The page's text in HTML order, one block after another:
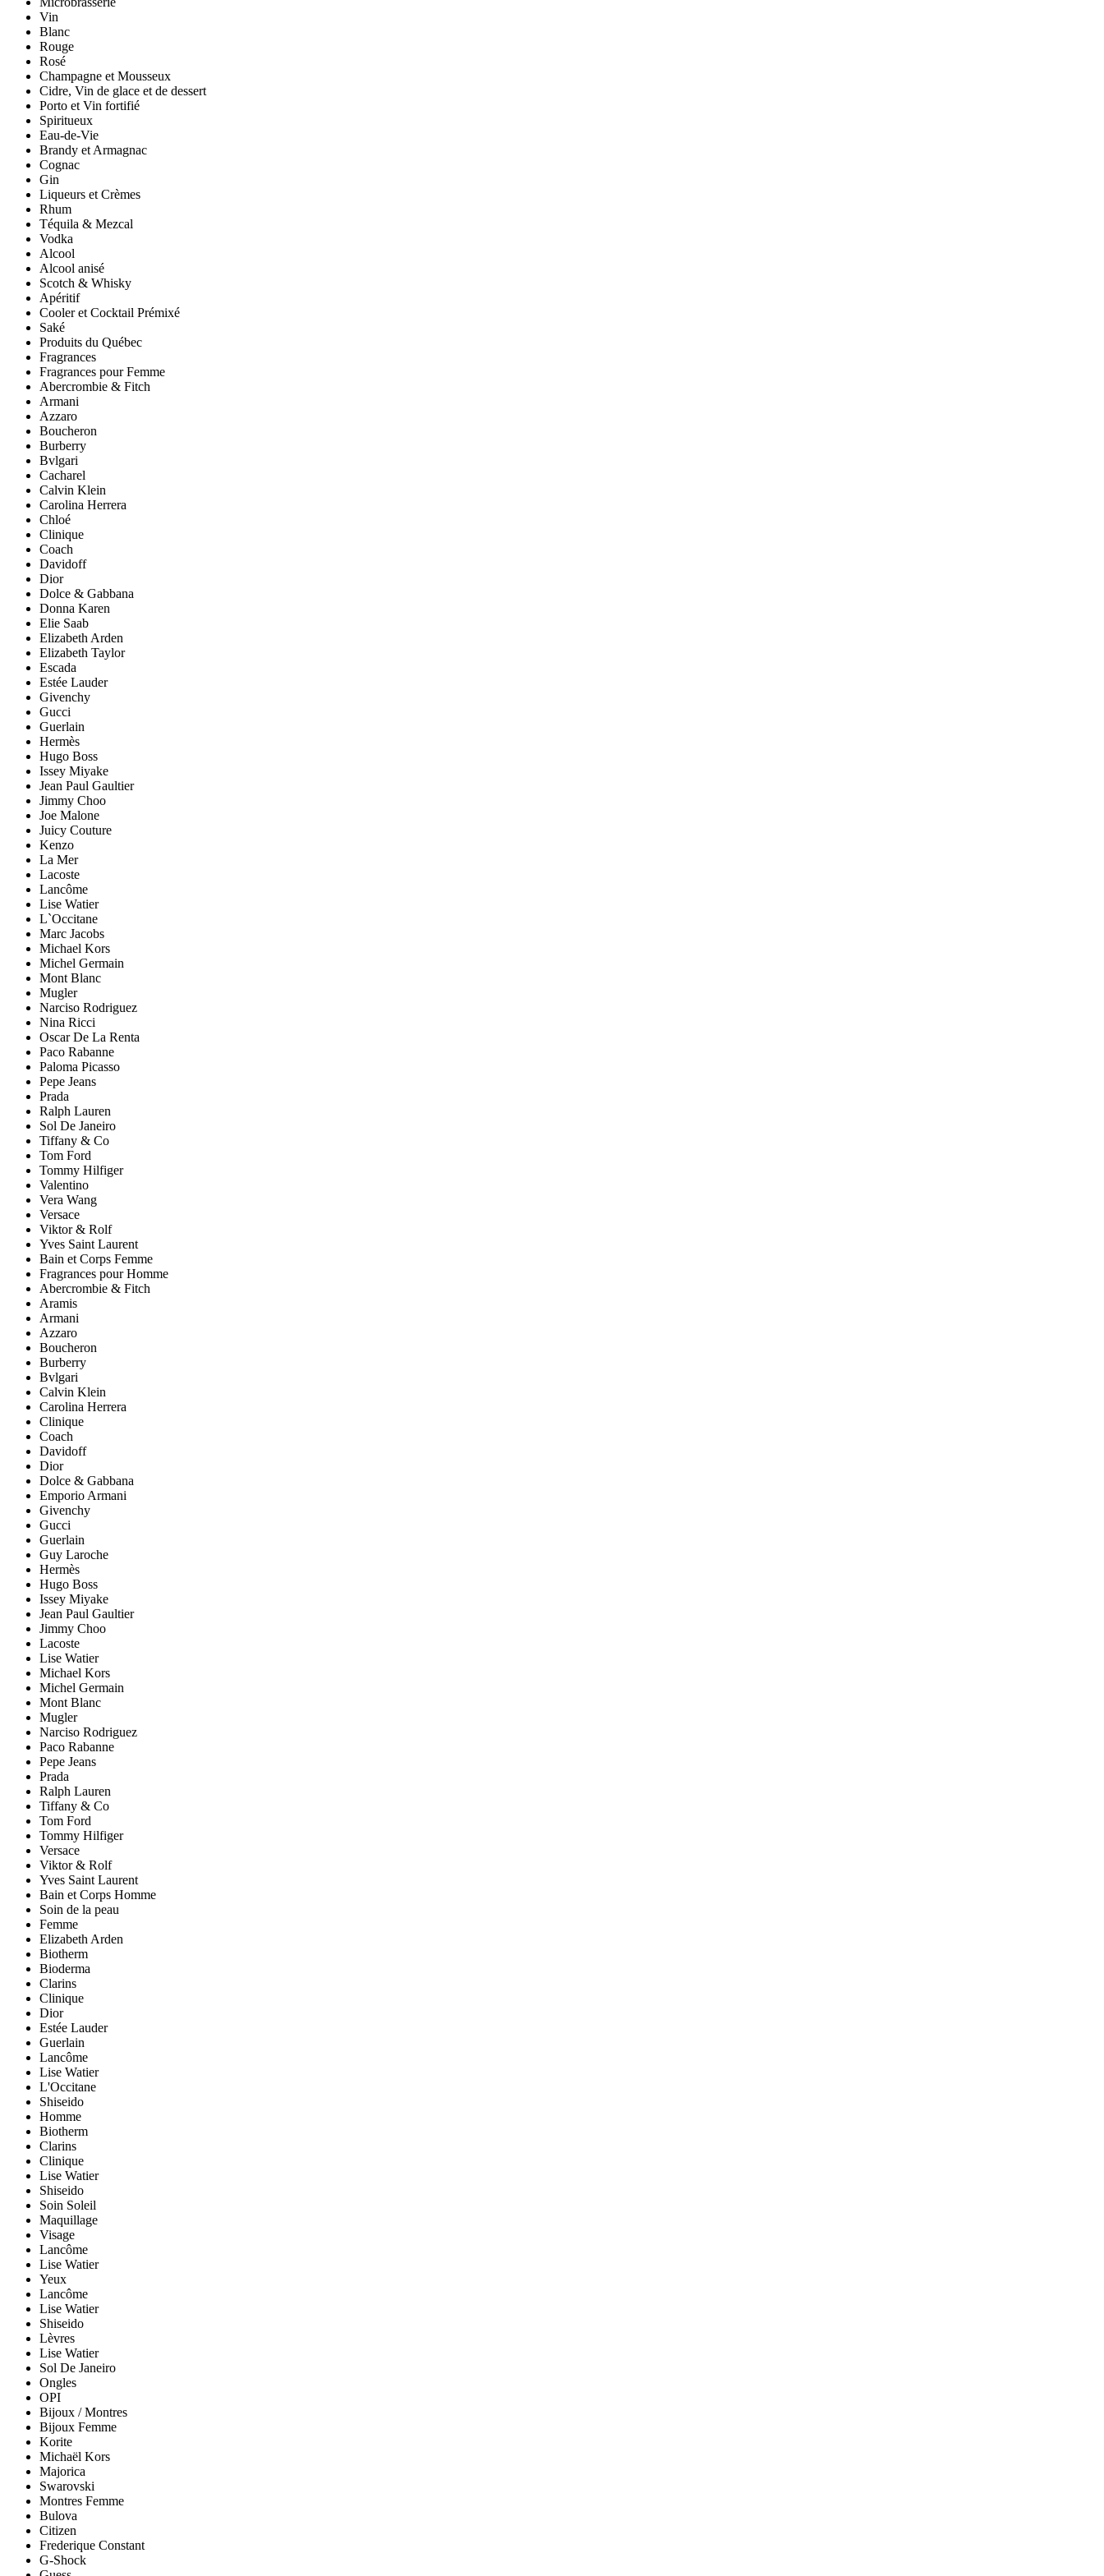
Vin
Blanc
Rouge
Rosé
Champagne et Mousseux
Cidre, Vin de glace et de dessert
Porto et Vin fortifié
Spiritueux
Eau-de-Vie
Brandy et Armagnac
Cognac
Gin
Liqueurs et Crèmes
Rhum
Téquila & Mezcal
Vodka
Alcool
Alcool anisé
Scotch & Whisky
Apéritif
Cooler et Cocktail Prémixé
Saké
Produits du Québec
Fragrances
Fragrances pour Femme
Abercrombie & Fitch
Armani
Azzaro
Boucheron
Burberry
Bvlgari
Cacharel
Calvin Klein
Carolina Herrera
Chloé
Clinique
Coach
Davidoff
Dior
Dolce & Gabbana
Donna Karen
Elie Saab
Elizabeth Arden
Elizabeth Taylor
Escada
Estée Lauder
Givenchy
Gucci
Guerlain
Hermès
Hugo Boss
Issey Miyake
Jean Paul Gaultier
Jimmy Choo
Joe Malone
Juicy Couture
Kenzo
La Mer
Lacoste
Lancôme
Lise Watier
L`Occitane
Marc Jacobs
Michael Kors
Michel Germain
Mont Blanc
Mugler
Narciso Rodriguez
Nina Ricci
Oscar De La Renta
Paco Rabanne
Paloma Picasso
Pepe Jeans
Prada
Ralph Lauren
Sol De Janeiro
Tiffany & Co
Tom Ford
Tommy Hilfiger
Valentino
Vera Wang
Versace
Viktor & Rolf
Yves Saint Laurent
Bain et Corps Femme
Fragrances pour Homme
Abercrombie & Fitch
Aramis
Armani
Azzaro
Boucheron
Burberry
Bvlgari
Calvin Klein
Carolina Herrera
Clinique
Coach
Davidoff
Dior
Dolce & Gabbana
Emporio Armani
Givenchy
Gucci
Guerlain
Guy Laroche
Hermès
Hugo Boss
Issey Miyake
Jean Paul Gaultier
Jimmy Choo
Lacoste
Lise Watier
Michael Kors
Michel Germain
Mont Blanc
Mugler
Narciso Rodriguez
Paco Rabanne
Pepe Jeans
Prada
Ralph Lauren
Tiffany & Co
Tom Ford
Tommy Hilfiger
Versace
Viktor & Rolf
Yves Saint Laurent
Bain et Corps Homme
Soin de la peau
Femme
Elizabeth Arden
Biotherm
Bioderma
Clarins
Clinique
Dior
Estée Lauder
Guerlain
Lancôme
Lise Watier
L'Occitane
Shiseido
Homme
Biotherm
Clarins
Clinique
Lise Watier
Shiseido
Soin Soleil
Maquillage
Visage
Lancôme
Lise Watier
Yeux
Lancôme
Lise Watier
Shiseido
Lèvres
Lise Watier
Sol De Janeiro
Ongles
OPI
Bijoux / Montres
Bijoux Femme
Korite
Michaël Kors
Majorica
Swarovski
Montres Femme
Bulova
Citizen
Frederique Constant
G-Shock